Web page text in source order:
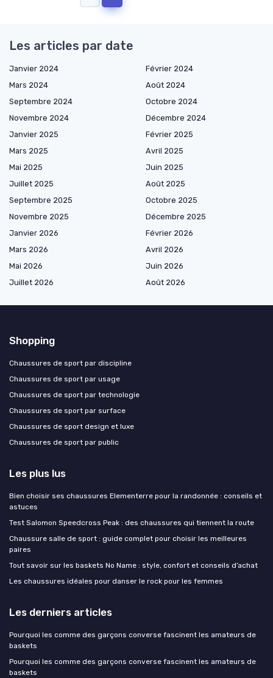
Les articles par date
Janvier 2024
Février 2024
Mars 2024
Août 2024
Septembre 2024
Octobre 2024
Novembre 2024
Décembre 2024
Janvier 2025
Février 2025
Mars 2025
Avril 2025
Mai 2025
Juin 2025
Juillet 2025
Août 2025
Septembre 2025
Octobre 2025
Novembre 2025
Décembre 2025
Janvier 2026
Février 2026
Mars 2026
Avril 2026
Mai 2026
Juin 2026
Juillet 2026
Août 2026
Shopping
Chaussures de sport par discipline
Chaussures de sport par usage
Chaussures de sport par technologie
Chaussures de sport par surface
Chaussures de sport design et luxe
Chaussures de sport par public
Les plus lus
Bien choisir ses chaussures Elementerre pour la randonnée : conseils et
astuces
Test Salomon Speedcross Peak : des chaussures qui tiennent la route
Chaussure salle de sport : guide complet pour choisir les meilleures
paires
Tout savoir sur les baskets No Name : style, confort et conseils d’achat
Les chaussures idéales pour danser le rock pour les femmes
Les derniers articles
Pourquoi les comme des garçons converse fascinent les amateurs de
baskets
Pourquoi les comme des garçons converse fascinent les amateurs de
baskets